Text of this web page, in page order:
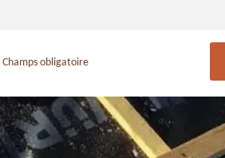
Champs obligatoire